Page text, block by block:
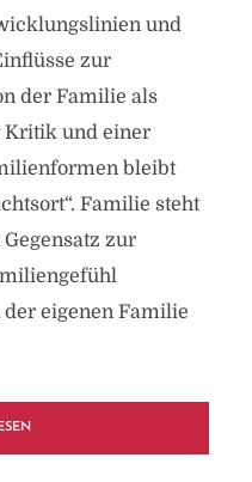
und
zur
der Familie als
Kritik und einer
bleibt
Familie steht
zur
eigenen Familie